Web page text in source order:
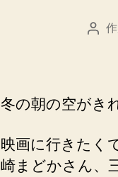
投
冬の朝の空がき
映画に行きたく
崎まどかさん、